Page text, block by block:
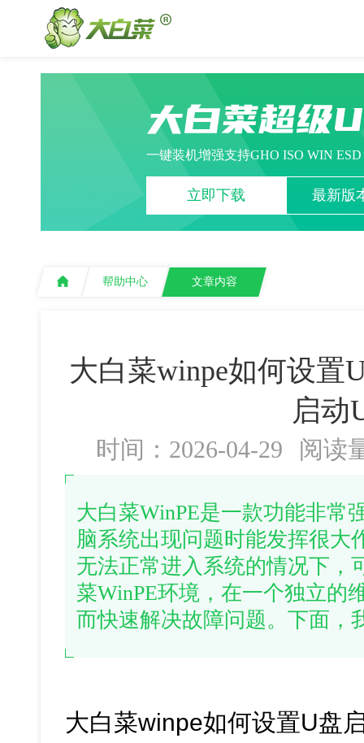
大白菜超级
一键装机增强支持GHO ISO WIN
立即下载 最新版
帮助中心 文章内容
大白菜winpe如何设置
启动
时间：2026-04-29 阅读
大白菜WinPE是一款功能非常
脑系统出现问题时能发挥很大
无法正常进入系统的情况下，
菜WinPE环境，在一个独立的
而快速解决故障问题。下面，
大白菜winpe如何设置U盘